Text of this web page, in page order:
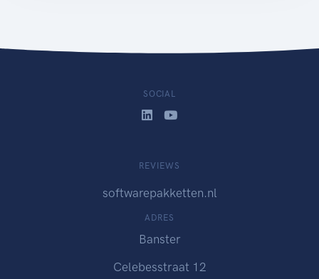
SOCIAL
REVIEWS
softwarepakketten.nl
ADRES
Banster
Celebesstraat 12